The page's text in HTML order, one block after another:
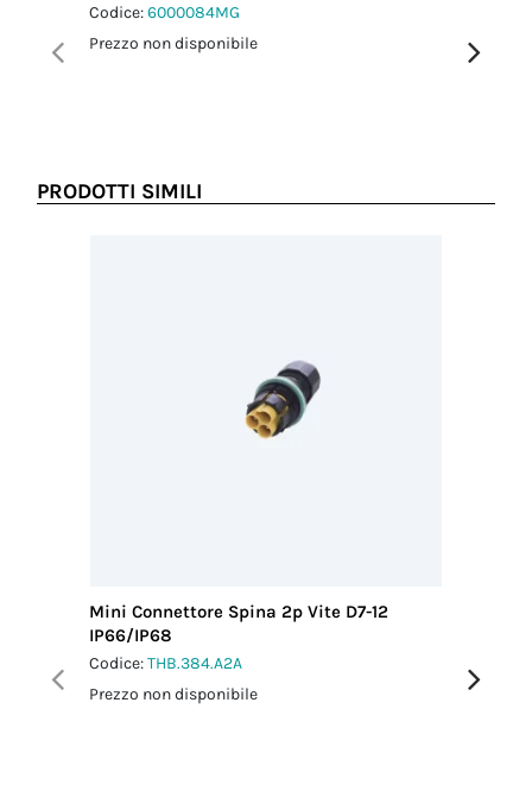
Codice:6000084MG
Prezzo non disponibile
Prezzo
PRODOTTI SIMILI
Mini Connettore Spina 2p Vite D7-12
IP66/IP68
Codice:THB.384.A2A
Prezzo non disponibile
Prezzo